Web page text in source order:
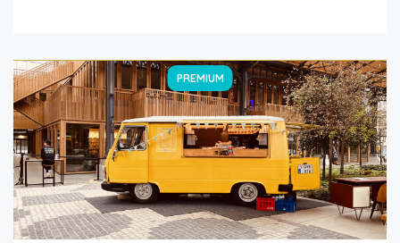
PREMIUM